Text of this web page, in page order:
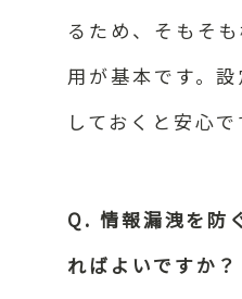
るため、そもそ
用が基本です。
しておくと安心で
Q. 情報漏洩を防
ればよいですか？